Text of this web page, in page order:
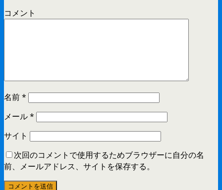
コメント
名前*
メール*
サイト
次回のコメントで使用するためブラウザーに自分の名
前、メールアドレス、サイトを保存する。